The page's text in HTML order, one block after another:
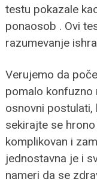
testu pokazale
ponaosob . Ovi
razumevanje
Verujemo da
pomalo konfuzno
osnovni
sekirajte se
komplikovan i
jednostavna je i
nameri da se